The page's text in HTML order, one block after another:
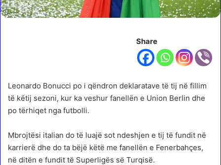
Share
Leonardo Bonucci po i qëndron deklaratave të tij në fillim
të këtij sezoni, kur ka veshur fanellën e Union Berlin dhe
po tërhiqet nga futbolli.
Mbrojtësi italian do të luajë sot ndeshjen e tij të fundit në
karrierë dhe do ta bëjë këtë me fanellën e Fenerbahçes,
në ditën e fundit të Superligës së Turqisë.